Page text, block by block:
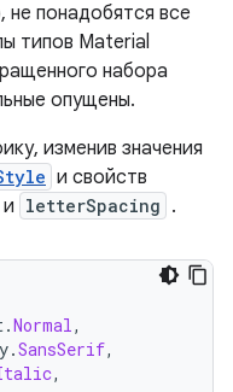
не понадобятся все
типов Material
набора
опущены.
изменив значения
и свойств
и letterSpacing .
.Normal,
.SansSerif,
,